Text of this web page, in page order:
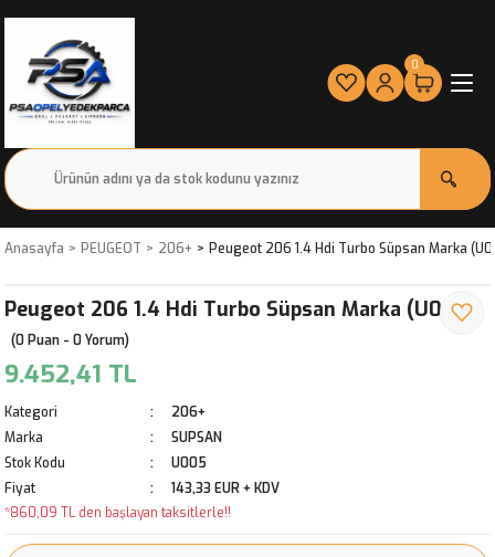
0
Anasayfa PEUGEOT 206+ Peugeot 206 1.4 Hdi Turbo Süpsan Marka
Peugeot 206 1.4 Hdi Turbo Süpsan Marka (U005)
(0 Puan - 0 Yorum)
9.452,41 TL
Kategori
206+
Marka
SUPSAN
Stok Kodu
U005
Fiyat
143,33 EUR + KDV
*860,09 TL den başlayan taksitlerle!!